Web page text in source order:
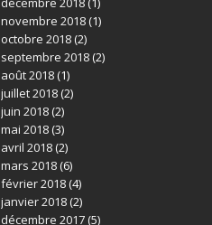
novembre 2018(1)
octobre 2018(2)
septembre 2018(2)
août 2018(1)
juillet 2018(2)
juin 2018(2)
mai 2018(3)
avril 2018(2)
mars 2018(6)
février 2018(4)
janvier 2018(2)
décembre 2017(5)